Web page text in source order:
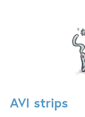
AVI strips